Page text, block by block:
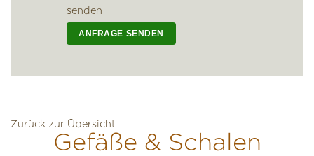
senden
Zurück zur Übersicht
Gefäße & Schalen